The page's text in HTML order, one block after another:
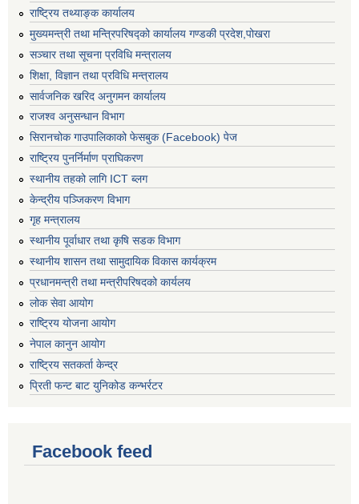
राष्ट्रिय तथ्याङ्क कार्यालय
मुख्यमन्त्री तथा मन्त्रिपरिषद्को कार्यालय गण्डकी प्रदेश,पोखरा
सञ्‍चार तथा सूचना प्रविधि मन्त्रालय
शिक्षा, विज्ञान तथा प्रविधि मन्त्रालय
सार्वजनिक खरिद अनुगमन कार्यालय
राजश्व अनुसन्धान विभाग
सिरानचोक गाउपालिकाको फेसबुक (Facebook) पेज
राष्ट्रिय पुनर्निर्माण प्राघिकरण
स्थानीय तहको लागि ICT ब्लग
केन्द्रीय पञ्जिकरण विभाग
गृह मन्त्रालय
स्थानीय पूर्वाधार तथा कृषि सडक विभाग
स्थानीय शासन तथा सामुदायिक विकास कार्यक्रम
प्रधानमन्त्री तथा मन्त्रीपरिषदको कार्यलय
लोक सेवा आयोग
राष्ट्रिय योजना आयोग
नेपाल कानुन आयोग
राष्ट्रिय सतकर्ता केन्द्र
प्रिती फन्ट बाट युनिकोड कन्भर्रटर
Facebook feed